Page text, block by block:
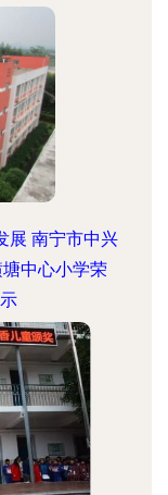
展 南宁市中兴
中心小学荣